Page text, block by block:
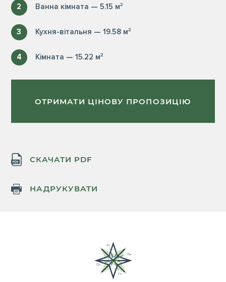
2 Ванна кімната — 5.15 м²
3 Кухня-вітальня — 19.58 м²
4 Кімната — 15.22 м²
ОТРИМАТИ ЦІНОВУ ПРОПОЗИЦІЮ
СКАЧАТИ PDF
НАДРУКУВАТИ